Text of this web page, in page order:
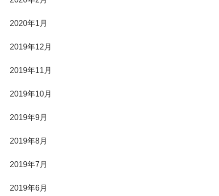
2020年1月
2019年12月
2019年11月
2019年10月
2019年9月
2019年8月
2019年7月
2019年6月